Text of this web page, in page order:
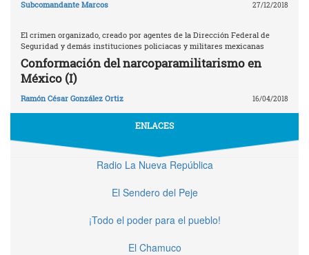
Subcomandante Marcos 27/12/2018
El crimen organizado, creado por agentes de la Dirección Federal de
Seguridad y demás instituciones policiacas y militares mexicanas
Conformación del narcoparamilitarismo en
México (I)
Ramón César González Ortiz 16/04/2018
ENLACES
Radio La Nueva República
El Sendero del Peje
¡Todo el poder para el pueblo!
El Chamuco